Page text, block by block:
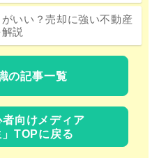
いい？売却に強い不動産
説
の記事一覧
向けメディア
」TOPに戻る